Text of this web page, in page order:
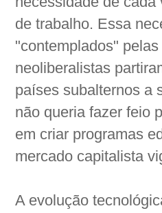
de trabalho. Essa
"contemplados"
neoliberalistas
países subalternos a
não queria fazer feio
em criar programas
mercado capitalista
A evolução